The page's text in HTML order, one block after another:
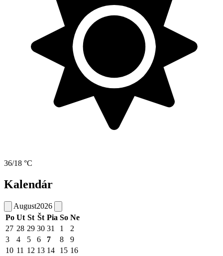
36/18 °C
Kalendár
August2026
Po Ut St Št Pia So Ne
27 28 29 30 31 1
2
3
4 5 6 7 8
9
10 11 12 13 14 15 16